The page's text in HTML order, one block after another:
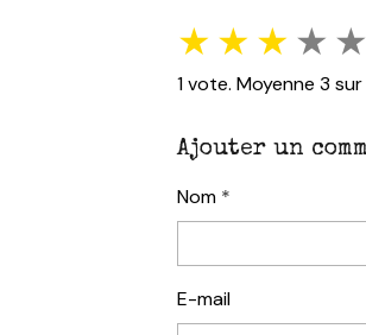
★★★★ ★
1vote. Moyenne3 sur
Ajouter un
Nom
E-mail